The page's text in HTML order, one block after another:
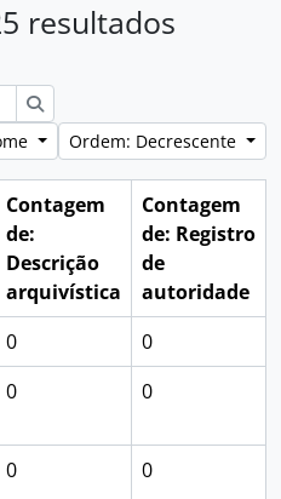
resultados
Buscar
Ordem: Decrescente
Contagem
de:
Descrição
arquivística
Contagem
de: Registro
de
autoridade
0
0
0 0
0 0